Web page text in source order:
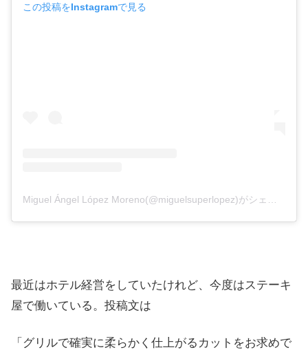
この投稿をInstagramで見る
Miguel Ángel López Moreno(@miguelsuperlopez)がシェアした投稿
最近はホテル経営をしていたけれど、今度はステーキ
屋で働いている。投稿文は
「グリルで確実に柔らかく仕上がるカットをお求めで